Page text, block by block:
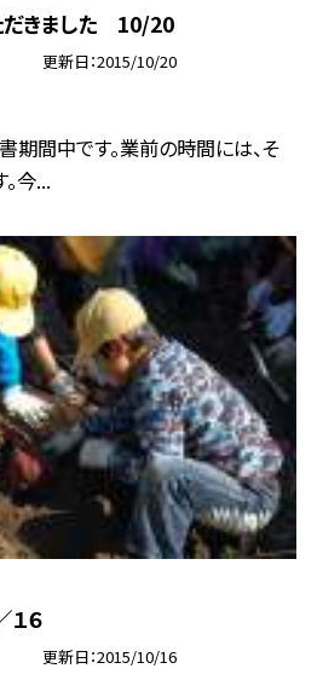
だきました 10/20
更新日 2015/10/20
期間中です。業前の時間には、そ
今...
６
更新日 2015/10/16